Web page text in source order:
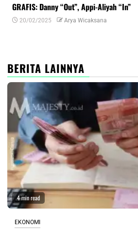
GRAFIS: Danny “Out”, Appi-Aliyah “In”
20/02/2025 Arya Wicaksana
BERITA LAINNYA
4 min read
EKONOMI